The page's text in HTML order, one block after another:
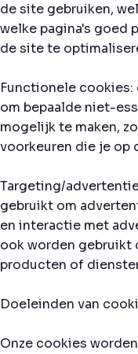
de site gebruiken,
welke pagina's goed
de site te
Functionele
om bepaalde niet-
mogelijk te maken,
voorkeuren die je op
Targeting/
gebruikt om
en interactie met
ook worden gebruikt
producten of
Doeleinden van
Onze cookies